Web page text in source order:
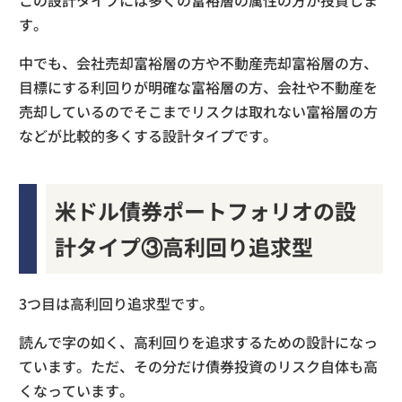
す。
中でも、会社売却富裕層の方や不動産売却富裕層の方、
目標にする利回りが明確な富裕層の方、会社や不動産を
売却しているのでそこまでリスクは取れない富裕層の方
などが比較的多くする設計タイプです。
米ドル債券ポートフォリオの設
計タイプ③高利回り追求型
3つ目は高利回り追求型です。
読んで字の如く、高利回りを追求するための設計になっ
ています。ただ、その分だけ債券投資のリスク自体も高
くなっています。